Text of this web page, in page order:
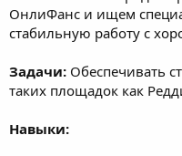
ОнлиФанс и ищем
стабильную работу с
Задачи: Обеспечивать
таких площадок как
Навыки: